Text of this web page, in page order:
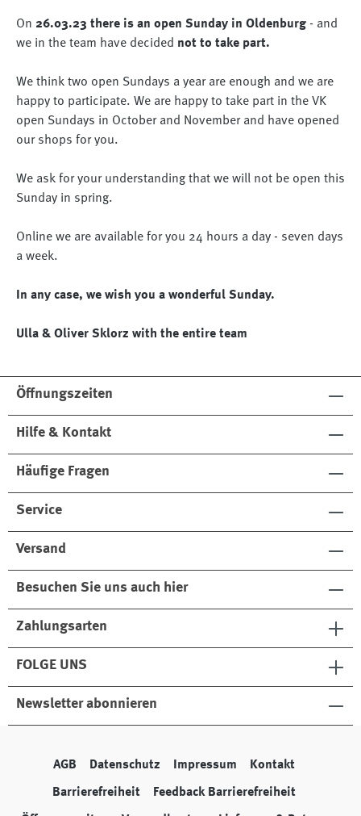
On 26.03.23 there is an open Sunday in Oldenburg- and
we in the team have decided not to take part.
We think two open Sundays a year are enough and we are
happy to participate. We are happy to take part in the VK
open Sundays in October and November and have opened
our shops for you.
We ask for your understanding that we will not be open this
Sunday in spring.
Online we are available for you 24 hours a day - seven days
a week.
In any case, we wish you a wonderful Sunday.
Ulla & Oliver Sklorz with the entire team
Öffnungszeiten
Hilfe & Kontakt
Häufige Fragen
Service
Versand
Besuchen Sie uns auch hier
Zahlungsarten
FOLGE UNS
Newsletter abonnieren
AGB Datenschutz Impressum Kontakt
Barrierefreiheit Feedback Barrierefreiheit